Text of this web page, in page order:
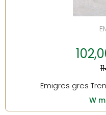
Emigres gres
W